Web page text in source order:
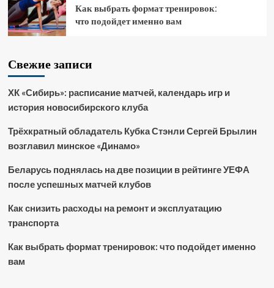
Как выбрать формат тренировок:
что подойдет именно вам
Свежие записи
ХК «Сибирь»: расписание матчей, календарь игр и
история новосибирского клуба
Трёхкратный обладатель Кубка Стэнли Сергей Брылин
возглавил минское «Динамо»
Беларусь поднялась на две позиции в рейтинге УЕФА
после успешных матчей клубов
Как снизить расходы на ремонт и эксплуатацию
транспорта
Как выбрать формат тренировок: что подойдет именно
вам